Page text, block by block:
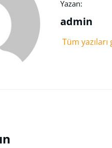
Yazan:
admin
Tüm yazıları